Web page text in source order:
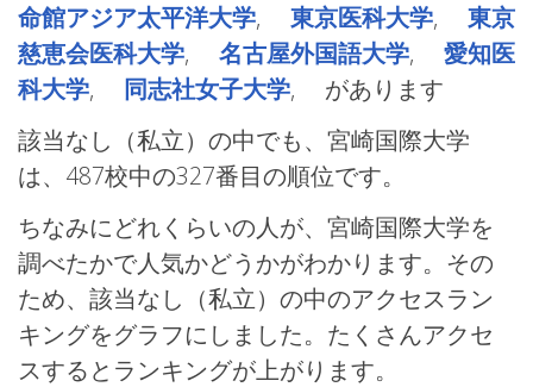
命館アジア太平洋大学, 東京医科大学, 東京
慈恵会医科大学, 名古屋外国語大学, 愛知医
科大学, 同志社女子大学, があります
該当なし（私立）の中でも、宮崎国際大学
は、487校中の327番目の順位です。
ちなみにどれくらいの人が、宮崎国際大学を
調べたかで人気かどうかがわかります。その
ため、該当なし（私立）の中のアクセスラン
キングをグラフにしました。たくさんアクセ
スするとランキングが上がります。